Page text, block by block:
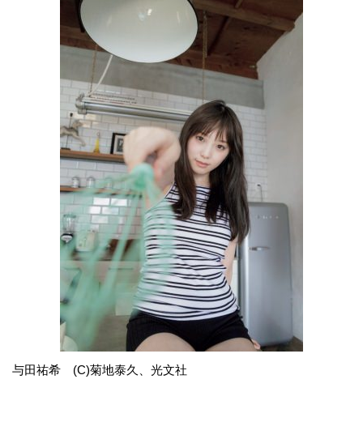
与田祐希 (C)菊地泰久、光文社